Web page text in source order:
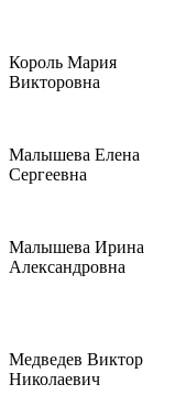
Король Мария
Викторовна
Малышева Елена
Сергеевна
Малышева Ирина
Александровна
Медведев Виктор
Николаевич